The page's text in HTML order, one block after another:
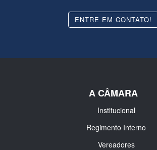
ENTRE EM CONTATO!
A CÂMARA
Institucional
Regimento Interno
Vereadores